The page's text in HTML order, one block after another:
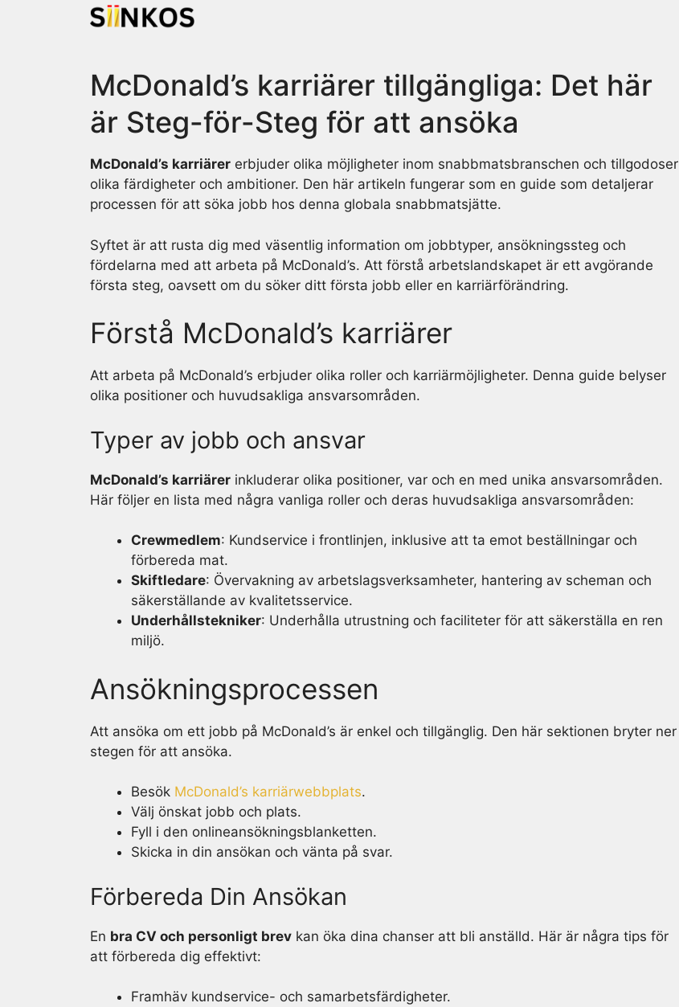
McDonald’s karriärer tillgängliga: Det här
är Steg-för-Steg för att ansöka
McDonald’s karriärer erbjuder olika möjligheter inom snabbmatsbranschen och tillgodoser
olika färdigheter och ambitioner. Den här artikeln fungerar som en guide som detaljerar
processen för att söka jobb hos denna globala snabbmatsjätte.
Syftet är att rusta dig med väsentlig information om jobbtyper, ansökningssteg och
fördelarna med att arbeta på McDonald’s. Att förstå arbetslandskapet är ett avgörande
första steg, oavsett om du söker ditt första jobb eller en karriärförändring.
Förstå McDonald’s karriärer
Att arbeta på McDonald’s erbjuder olika roller och karriärmöjligheter. Denna guide belyser
olika positioner och huvudsakliga ansvarsområden.
Typer av jobb och ansvar
McDonald’s karriärer inkluderar olika positioner, var och en med unika ansvarsområden.
Här följer en lista med några vanliga roller och deras huvudsakliga ansvarsområden:
Crewmedlem: Kundservice i frontlinjen, inklusive att ta emot beställningar och
förbereda mat.
Skiftledare: Övervakning av arbetslagsverksamheter, hantering av scheman och
säkerställande av kvalitetsservice.
Underhållstekniker: Underhålla utrustning och faciliteter för att säkerställa en ren
miljö.
Ansökningsprocessen
Att ansöka om ett jobb på McDonald’s är enkel och tillgänglig. Den här sektionen bryter ner
stegen för att ansöka.
Besök McDonald’s karriärwebbplats.
Välj önskat jobb och plats.
Fyll i den onlineansökningsblanketten.
Skicka in din ansökan och vänta på svar.
Förbereda Din Ansökan
En bra CV och personligt brev kan öka dina chanser att bli anställd. Här är några tips för
att förbereda dig effektivt:
Framhäv kundservice- och samarbetsfärdigheter.